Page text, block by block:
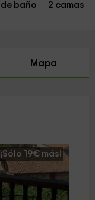
baño 2 camas
Mapa
¡Sólo 19€ más!